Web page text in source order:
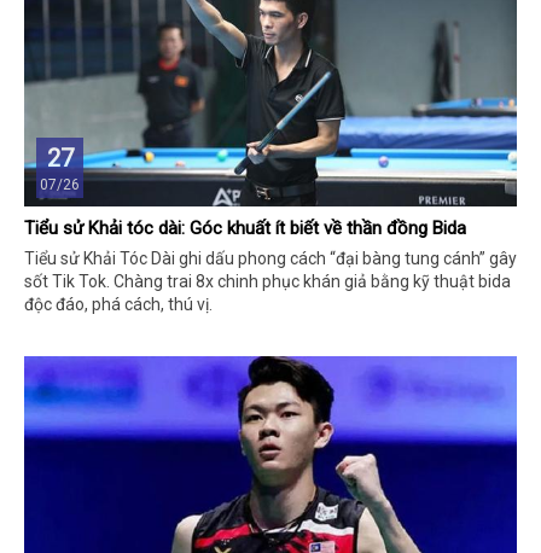
27
07/26
Tiểu sử Khải tóc dài: Góc khuất ít biết về thần đồng Bida
Tiểu sử Khải Tóc Dài ghi dấu phong cách “đại bàng tung cánh” gây
sốt Tik Tok. Chàng trai 8x chinh phục khán giả bằng kỹ thuật bida
độc đáo, phá cách, thú vị.